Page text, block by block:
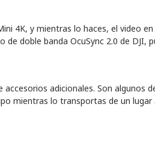
4K, y mientras lo haces, el video
doble banda OcuSync 2.0 de DJI,
adicionales. Son algunos
mientras lo transportas de un